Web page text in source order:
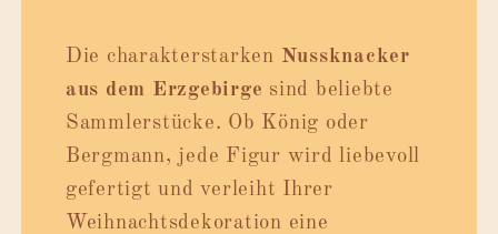
Die charakterstarken Nussknacker
aus dem Erzgebirge sind beliebte
Sammlerstücke. Ob König oder
Bergmann, jede Figur wird liebevoll
gefertigt und verleiht Ihrer
Weihnachtsdekoration eine